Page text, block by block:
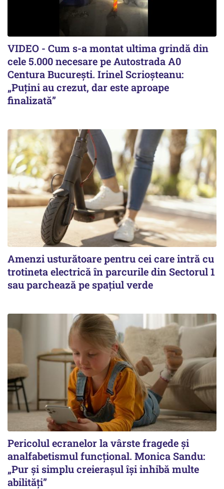
VIDEO - Cum s-a montat ultima grindă din
cele 5.000 necesare pe Autostrada A0
Centura București. Irinel Scrioșteanu:
„Puțini au crezut, dar este aproape
finalizată”
Amenzi usturătoare pentru cei care intră cu
trotineta electrică în parcurile din Sectorul 1
sau parchează pe spațiul verde
Pericolul ecranelor la vârste fragede și
analfabetismul funcțional. Monica Sandu:
„Pur și simplu creierașul își inhibă multe
abilități”